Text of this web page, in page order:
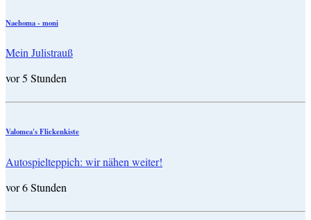
Naehoma - moni
Mein Julistrauß
vor 5 Stunden
Valomea's Flickenkiste
Autospielteppich: wir nähen weiter!
vor 6 Stunden